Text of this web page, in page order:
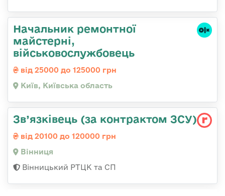
Начальник ремонтної
майстерні,
військовослужбовець
від 25000 до 125000 грн
Київ, Київська область
Зв’язківець (за контрактом ЗСУ)
від 20100 до 120000 грн
Вінниця
Вінницький РТЦК та СП